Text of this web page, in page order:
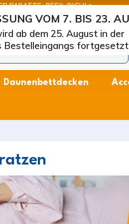
RABATTE: BEEIL DICH! >
Matratzen, Kissen und
Daunenbettdecken
ab dem 25. August in der
Bestelleingangs
VOM 7. BIS 23.